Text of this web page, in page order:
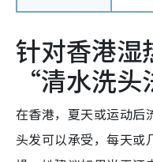
针对香港湿
“清水洗头
在香港，夏天或运动后
头发可以承受，每天或